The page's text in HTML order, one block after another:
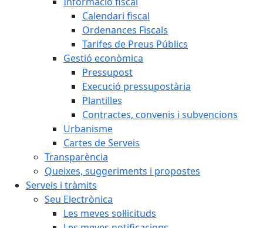
Calendari fiscal
Ordenances Fiscals
Tarifes de Preus Públics
Gestió econòmica
Pressupost
Execució pressupostària
Plantilles
Contractes, convenis i subvencions
Urbanisme
Cartes de Serveis
Transparència
Queixes, suggeriments i propostes
Serveis i tràmits
Seu Electrònica
Les meves sol·licituds